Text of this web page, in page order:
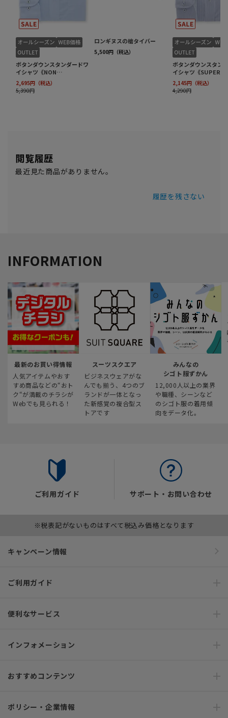
閲覧履歴
最近見た商品がありません。
履歴を残さない
INFORMATION
最新のお買い得情報
人気アイテムやおす
すめ商品などの“おト
ク“が満載のチラシが
Webでも見られる！
スーツスクエア
ビジネスウェアがな
んでも揃う、4つのブ
ランドが一体となっ
た新感覚の複合型ス
トアです
みんなの
シゴト服ずかん
12,000人以上の業界
や職種、シーンなど
のシゴト服の着用傾
向をデータ化。
ご利用ガイド サポート・お問い合わせ
※税表記がないものはすべて税込み価格となります
キャンペーン情報
ご利用ガイド
便利なサービス
インフォメーション
おすすめコンテンツ
ポリシー・企業情報